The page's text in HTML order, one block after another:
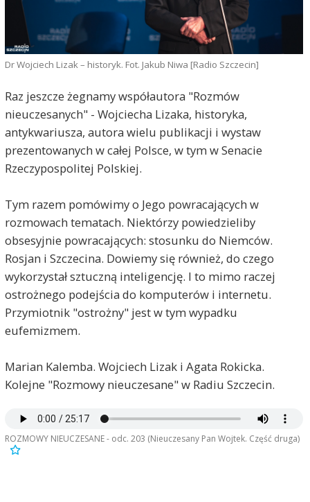
Dr Wojciech Lizak – historyk. Fot. Jakub Niwa [Radio Szczecin]
Raz jeszcze żegnamy współautora "Rozmów
nieuczesanych" - Wojciecha Lizaka, historyka,
antykwariusza, autora wielu publikacji i wystaw
prezentowanych w całej Polsce, w tym w Senacie
Rzeczypospolitej Polskiej.
Tym razem pomówimy o Jego powracających w
rozmowach tematach. Niektórzy powiedzieliby
obsesyjnie powracających: stosunku do Niemców.
Rosjan i Szczecina. Dowiemy się również, do czego
wykorzystał sztuczną inteligencję. I to mimo raczej
ostrożnego podejścia do komputerów i internetu.
Przymiotnik "ostrożny" jest w tym wypadku
eufemizmem.
Marian Kalemba. Wojciech Lizak i Agata Rokicka.
Kolejne "Rozmowy nieuczesane" w Radiu Szczecin.
ROZMOWY NIEUCZESANE - odc. 203 (Nieuczesany Pan Wojtek. Część druga)